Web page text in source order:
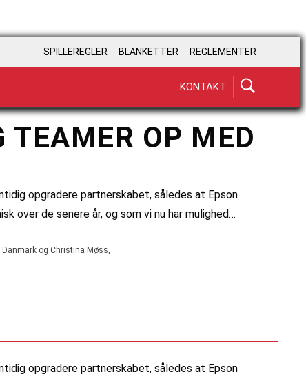
SPILLEREGLER BLANKETTER REGLEMENTER
KONTAKT
TEAMER OP MED
opgradere partnerskabet, således at Epson
over de senere år, og som vi nu har mulighed…
Danmark og Christina Møss,
opgradere partnerskabet, således at Epson